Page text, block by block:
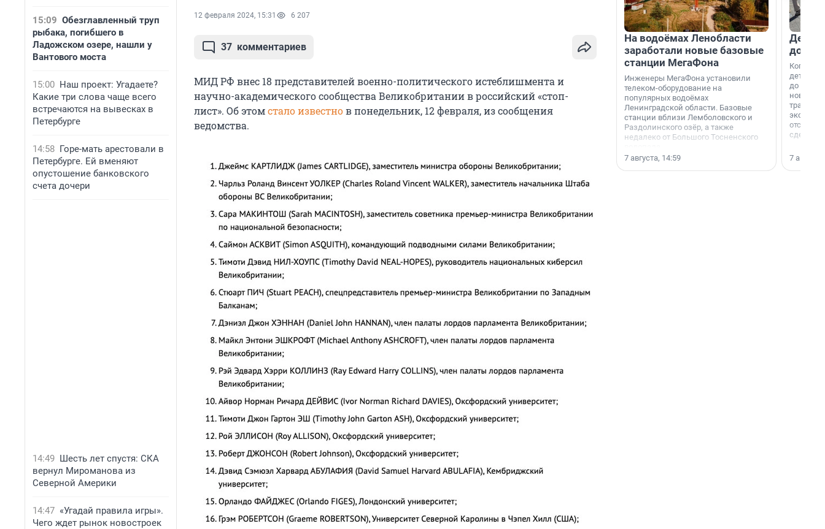
15:09 Обезглавленный труп
рыбака, погибшего в
Ладожском озере, нашли у
Вантового моста
15:00 Наш проект: Угадаете?
Какие три слова чаще всего
встречаются на вывесках в
Петербурге
14:58 Горе-мать арестовали в
Петербурге. Ей вменяют
опустошение банковского
счета дочери
14:49 Шесть лет спустя: СКА
вернул Мироманова из
Северной Америки
14:47 «Угадай правила игры».
Чего ждет рынок новостроек
12 февраля 2024, 15:31 6 207
37 комментариев
МИД РФ внес 18 представителей военно-политического истеблишмента и
научно-академического сообщества Великобритании в российский «стоп-
лист». Об этомстало известнов понедельник, 12 февраля, из сообщения
ведомства.
На водоёмах Ленобласти
заработали новые базовые
станции МегаФона
Инженеры МегаФона установили
телеком-оборудование на
популярных водоёмах
Ленинградской области. Базовые
станции вблизи Лемболовского и
Раздолинского озёр, а также
недалеко от Большого Тосненского
7 августа, 14:59
Когда-
дети
до
новости
сделали
7